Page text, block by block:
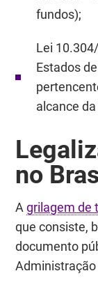
fundos);
Lei
Estados
alcance
no
Agrilagem de
que consiste,
documento
Administração